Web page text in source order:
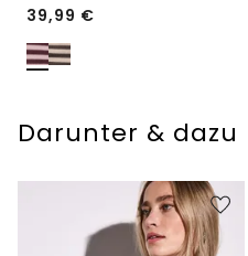
39,99 €
Darunter & dazu